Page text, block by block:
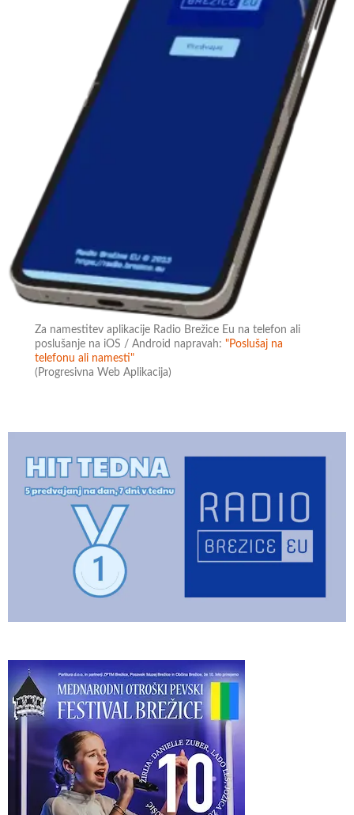
Za namestitev aplikacije Radio Brežice Eu na telefon ali
poslušanje na iOS / Android napravah:"Poslušaj na
telefonu ali namesti"
(Progresivna Web Aplikacija)